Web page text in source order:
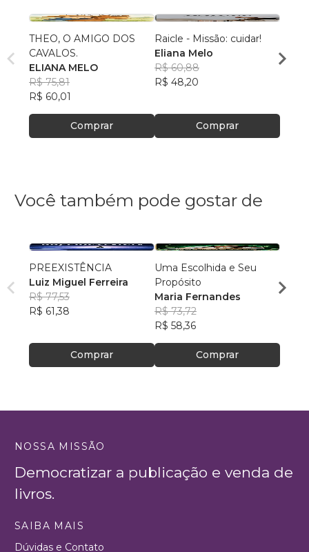
THEO, O AMIGO DOS
CAVALOS.
ELIANA MELO
R$ 75,81
R$ 60,01
Comprar
Raicle - Missão: cuidar!
Eliana Melo
R$ 60,88
R$ 48,20
Comprar
R$
Você também pode gostar de
PREEXISTÊNCIA
Luiz Miguel Ferreira
R$ 77,53
R$ 61,38
Comprar
Uma Escolhida e Seu
Propósito
Maria Fernandes
R$ 73,72
R$ 58,36
Comprar
DOR
NOSSA MISSÃO
Democratizar a publicação e venda de
livros.
SAIBA MAIS
Dúvidas e Contato